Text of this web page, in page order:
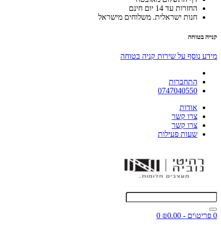
החזרות עד 14 יום חינם
חנות ישראלית. משלוחים מישראל
קנייה בטוחה
מידע נוסף על שירות קניה בטוחה
התחברות
0747040550
אודות
צרו קשר
צרו קשר
שעות פעילות
0 פריט\ים - ₪0.00
0